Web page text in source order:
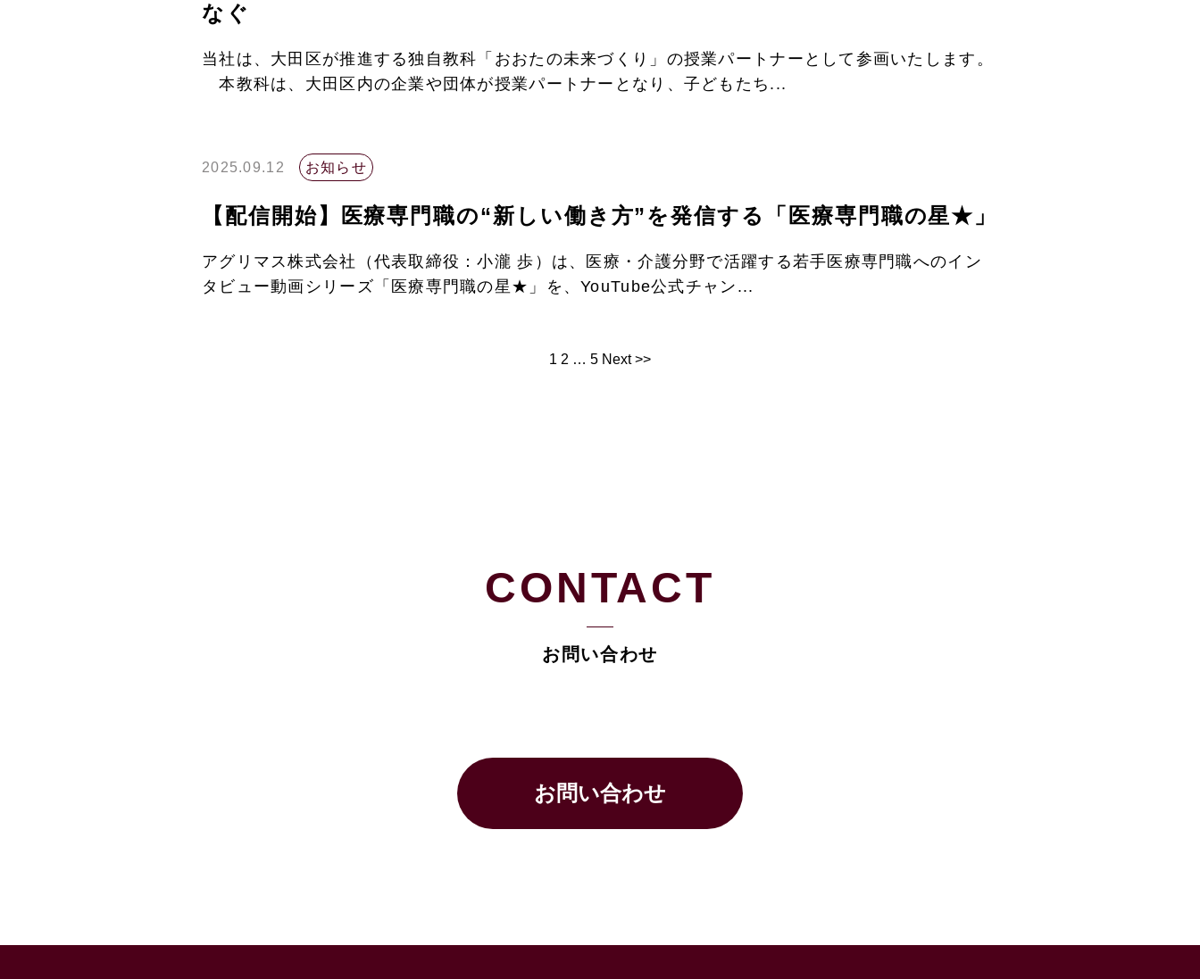
なぐ
当社は、大田区が推進する独自教科「おおたの未来づくり」の授業パートナーとして参画いたします。
本教科は、大田区内の企業や団体が授業パートナーとなり、子どもたち...
2025.09.12 お知らせ
【配信開始】医療専門職の“新しい働き方”を発信する「医療専門職の星★」
アグリマス株式会社（代表取締役：小瀧 歩）は、医療・介護分野で活躍する若手医療専門職へのイン
タビュー動画シリーズ「医療専門職の星★」を、YouTube公式チャン...
1 2 … 5 Next >>
CONTACT
お問い合わせ
お問い合わせ